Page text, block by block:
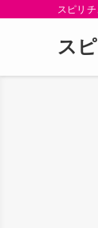
スピリ
ス